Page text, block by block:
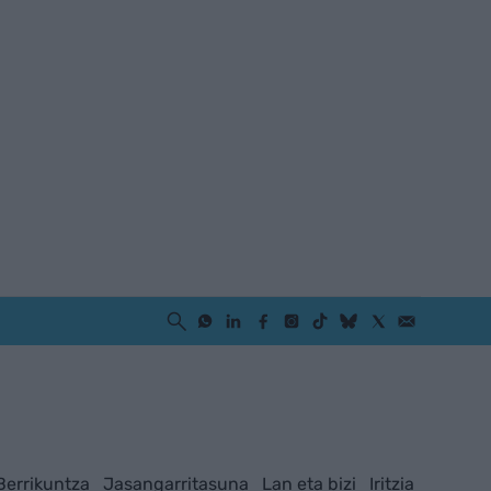
Jasangarritasuna Lan eta bizi Iritzia